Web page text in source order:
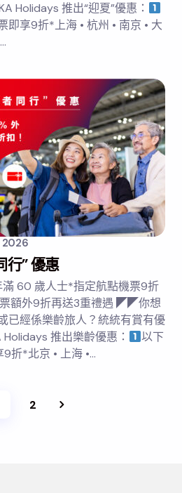
Holidays 推出“迎夏”優惠：
即享9折*上海 • 杭州 • 南京 • 大
2026
行” 優惠
60 歲人士*指定航點機票9折
票額外9折再送3重禮遇 ◤◤你想
已經係樂齡旅人？統統有賞有優
推出樂齡優惠：
以下
折*北京 • 上海 •…
2